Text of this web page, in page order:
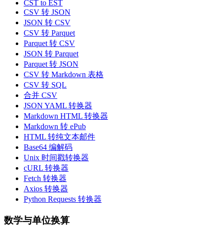
CST to EST
CSV 转 JSON
JSON 转 CSV
CSV 转 Parquet
Parquet 转 CSV
JSON 转 Parquet
Parquet 转 JSON
CSV 转 Markdown 表格
CSV 转 SQL
合并 CSV
JSON YAML 转换器
Markdown HTML 转换器
Markdown 转 ePub
HTML 转纯文本邮件
Base64 编解码
Unix 时间戳转换器
cURL 转换器
Fetch 转换器
Axios 转换器
Python Requests 转换器
数学与单位换算